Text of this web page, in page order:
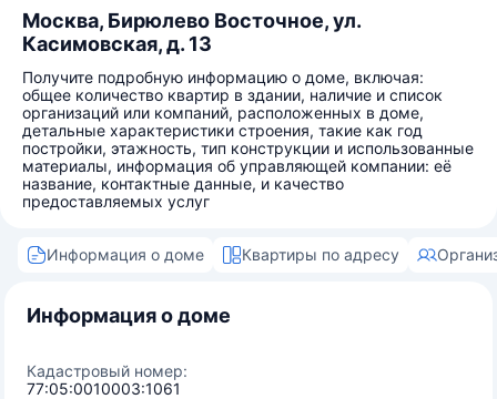
Москва, Бирюлево Восточное, ул.
Касимовская, д. 13
Получите подробную информацию о доме, включая:
общее количество квартир в здании, наличие и список
организаций или компаний, расположенных в доме,
детальные характеристики строения, такие как год
постройки, этажность, тип конструкции и использованные
материалы, информация об управляющей компании: её
название, контактные данные, и качество
предоставляемых услуг
Информация о доме Квартиры по адресу
Информация о доме
Кадастровый номер:
77:05:0010003:1061